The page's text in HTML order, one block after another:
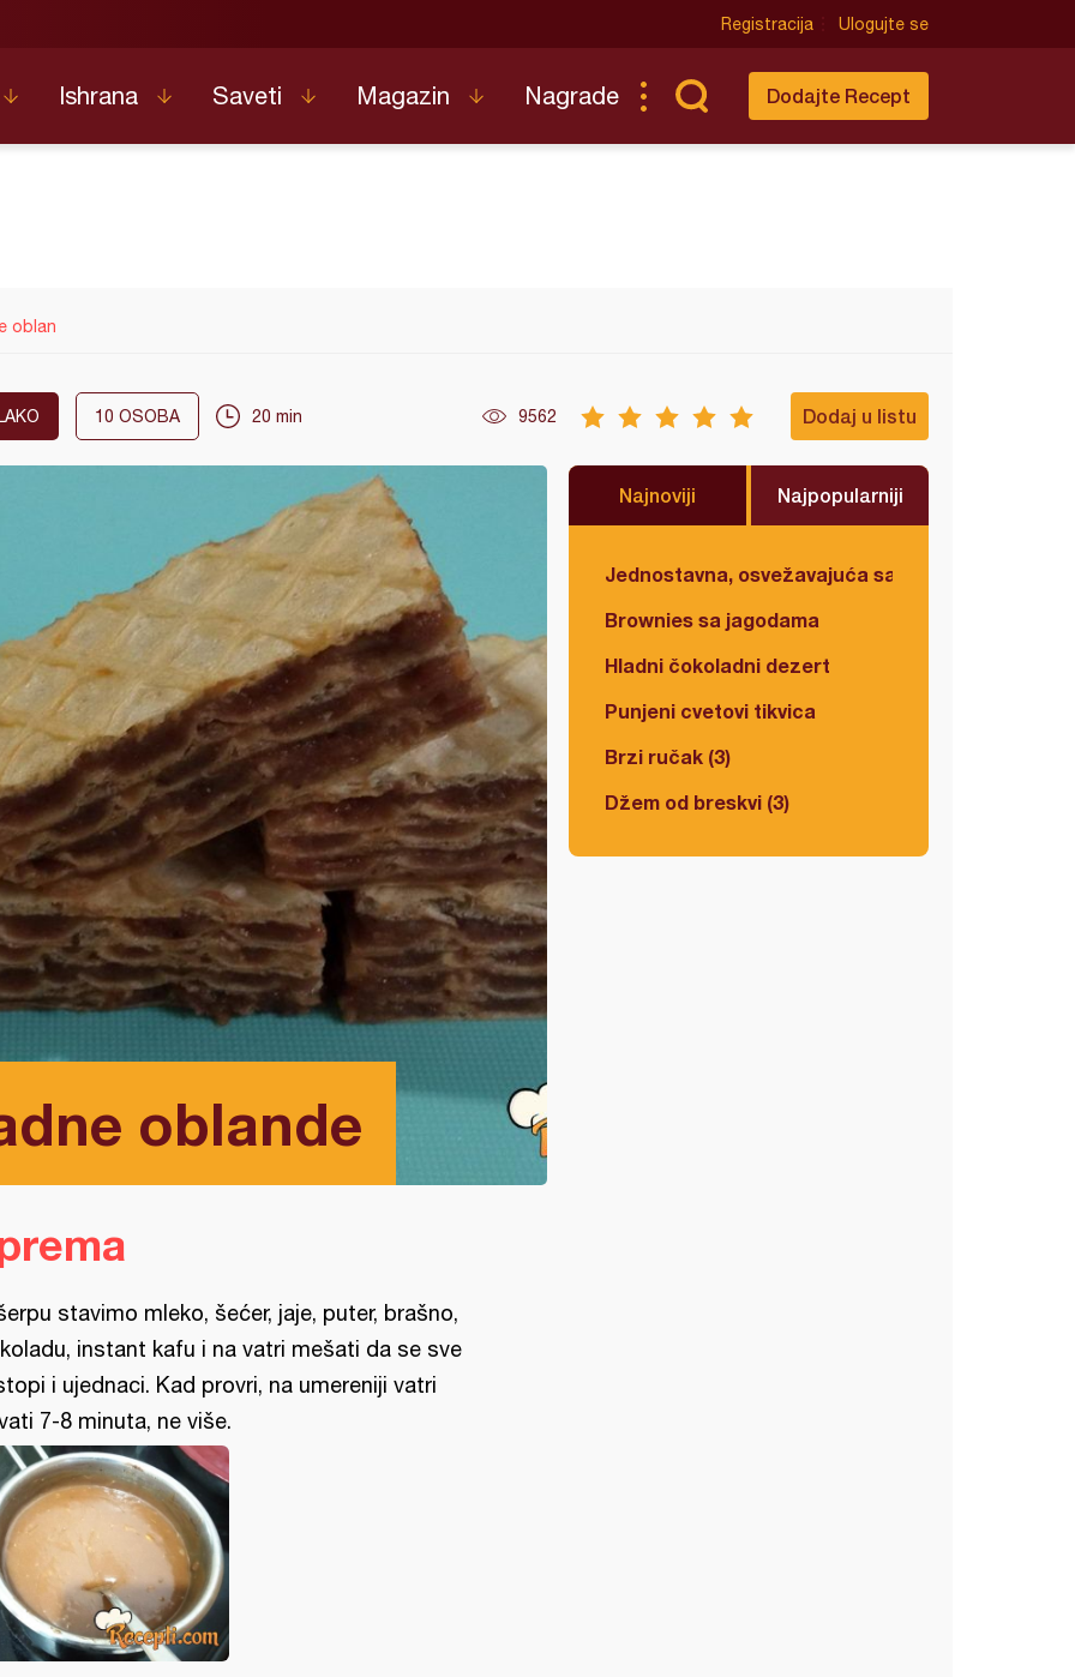
Registracija Ulogujte se
Ishrana Saveti Magazin Nagrade Dodajte Recept
oblan
10 OSOBA 20 min 9562 Dodaj u listu
oblande
Najnoviji Najpopularniji
Jednostavna, osvežavajuća salata
Brownies sa jagodama
Hladni čokoladni dezert
Punjeni cvetovi tikvica
Brzi ručak (3)
Džem od breskvi (3)
stavimo mleko, šećer, jaje, puter, brašno,
instant kafu i na vatri mešati da se sve
i ujednaci. Kad provri, na umereniji vatri
7-8 minuta, ne više.